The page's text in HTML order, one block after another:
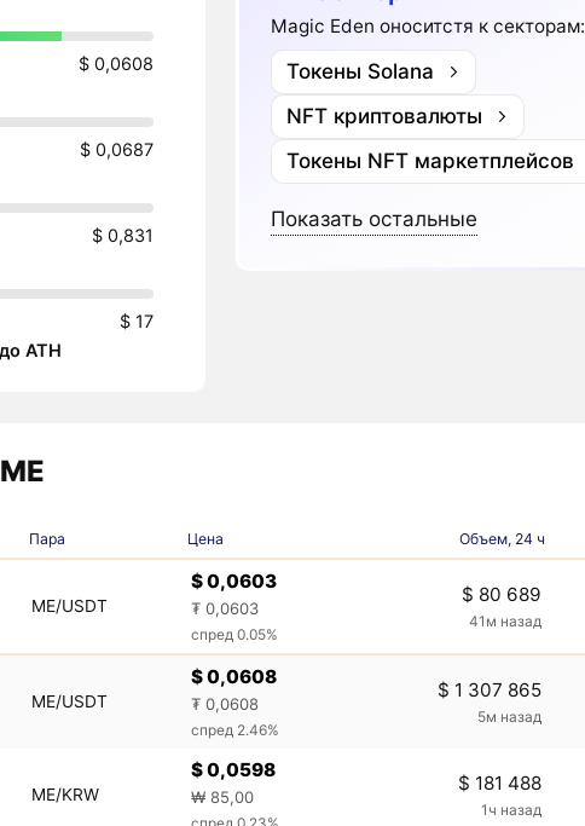
$ 0,0608
$ 0,0687
$ 0,831
$ 17
ATH
Magic Eden оноситстя к секторам:
Токены Solana
NFT криптовалюты
Токены NFT маркетплейсов
Показать остальные
Пара Цена Объем, 24 ч
ME/USDT
$ 0,0603
₮ 0,0603
спред 0.05%
$ 80 689
41м назад
ME/USDT
$ 0,0608
₮ 0,0608
спред 2.46%
$ 1 307 865
5м назад
ME/KRW
$ 0,0598
₩ 85,00
$ 181 488
1ч назад